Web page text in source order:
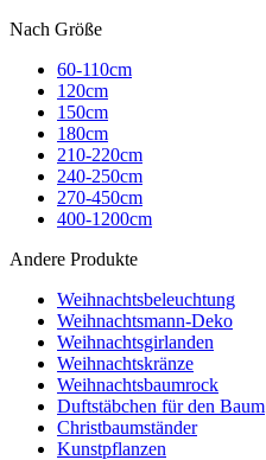
Nach Größe
60-110cm
120cm
150cm
180cm
210-220cm
240-250cm
270-450cm
400-1200cm
Andere Produkte
Weihnachtsbeleuchtung
Weihnachtsmann-Deko
Weihnachtsgirlanden
Weihnachtskränze
Weihnachtsbaumrock
Duftstäbchen für den Baum
Christbaumständer
Kunstpflanzen